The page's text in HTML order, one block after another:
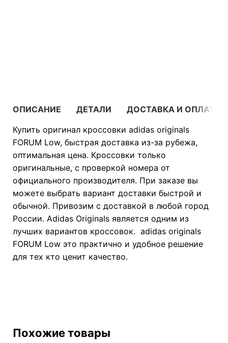
ОПИСАНИЕ ДЕТАЛИ
ДОСТАВКА И ОПЛАТА
Купить оригинал кроссовки adidas originals
FORUM Low, быстрая доставка из-за рубежа,
оптимальная цена. Кроссовки только
оригинальные, с проверкой номера от
официального производителя. При заказе вы
можете выбрать вариант доставки быстрой и
обычной. Привозим с доставкой в любой город
России. Adidas Originals является одним из
лучших вариантов кроссовок. adidas originals
FORUM Low это практично и удобное решение
для тех кто ценит качество.
Похожие товары